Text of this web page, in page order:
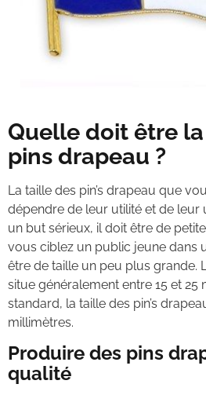
Quelle doit être la
pins drapeau ?
La taille des pin’s drapeau que
dépendre de leur utilité et de leur
un but sérieux, il doit être de petite
vous ciblez un public jeune dans
être de taille un peu plus grande.
situe généralement entre 15 et 25
standard, la taille des pin’s
millimètres.
Produire des pins
qualité